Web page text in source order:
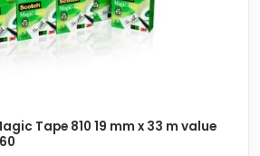
Tape 810 19 mm x 33 m value